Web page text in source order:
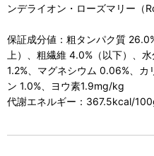
ンデライオン・ローズマリー（
保証成分値：粗タンパク質
上）、粗繊維 4.0%（以下）、
1.2%、マグネシウム 0.06%、カ
ン 1.0%、ヨウ素1.9mg/kg
代謝エネルギー：367.5kcal/